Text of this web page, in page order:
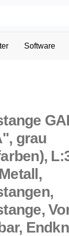
Software
grau